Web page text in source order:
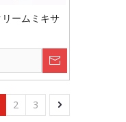
ームミキサ
2 3